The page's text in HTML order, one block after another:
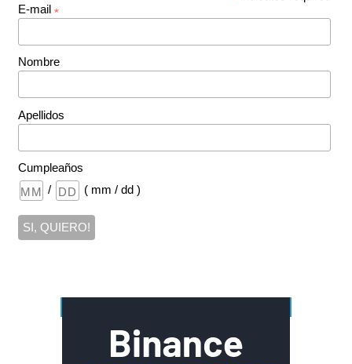
E-mail *
Nombre
Apellidos
Cumpleaños
/
( mm / dd )